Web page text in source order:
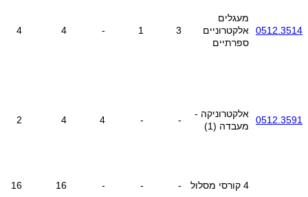
0512.3514
מעגלים
אלקטרוניים
ספרתיים
3
1
-
4
4
0512.3591
אלקטרוניקה -
מעבדה (1)
-
-
4
4
2
4 קורסי מסלול -
-
-
16
16